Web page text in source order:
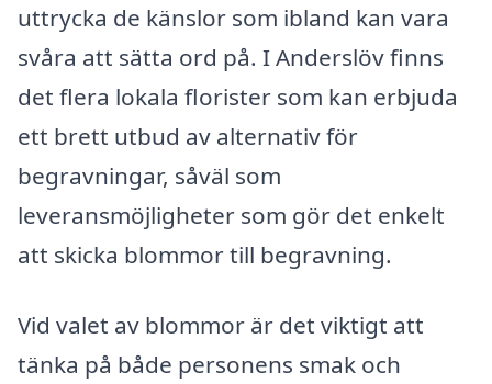
uttrycka de känslor som ibland kan vara
svåra att sätta ord på. I Anderslöv finns
det flera lokala florister som kan erbjuda
ett brett utbud av alternativ för
begravningar, såväl som
leveransmöjligheter som gör det enkelt
att skicka blommor till begravning.
Vid valet av blommor är det viktigt att
tänka på både personens smak och